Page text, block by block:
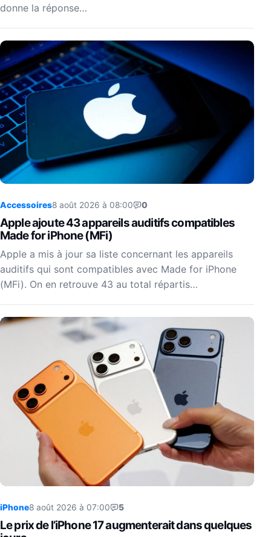
donne la réponse…
Accessoires8 août 2026 à 08:00 0
Apple ajoute 43 appareils auditifs compatibles
Made for iPhone (MFi)
Apple a mis à jour sa liste concernant les appareils
auditifs qui sont compatibles avec Made for iPhone
(MFi). On en retrouve 43 au total répartis…
iPhone8 août 2026 à 07:00 5
Le prix de l’iPhone 17 augmenterait dans quelques